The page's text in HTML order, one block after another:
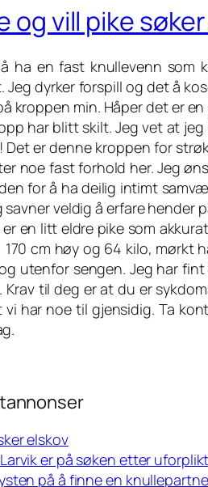
og vill pike
ha en fast knullevenn som
Jeg dyrker forspill og det å
kroppen min. Håper det er
har blitt skilt. Jeg vet at
Det er denne kroppen for
noe fast forhold her. Jeg
for å ha deilig intimt
savner veldig å erfare
en litt eldre pike som
cm høy og 64 kilo, mørkt
utenfor sengen. Jeg har
Krav til deg er at du er
har noe til gjensidig. Ta
elskov
er på søken etter
på å finne en